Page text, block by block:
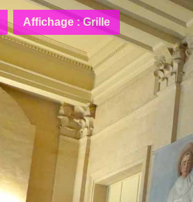
Affichage : Grille